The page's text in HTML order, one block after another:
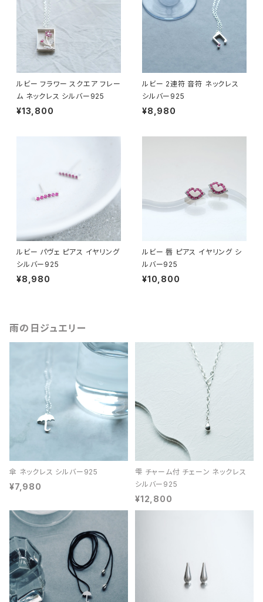
ルビー フラワー スクエア フレー
ム ネックレス シルバー925
¥13,800
ルビー 2連符 音符 ネックレス
シルバー925
¥8,980
ルビー パヴェ ピアス イヤリング
シルバー925
¥8,980
ルビー 唇 ピアス イヤリング シ
ルバー925
¥10,800
雨の日ジュエリー
傘 ネックレス シルバー925
¥7,980
雫 チャーム付 チェーン ネックレス
シルバー925
¥12,800